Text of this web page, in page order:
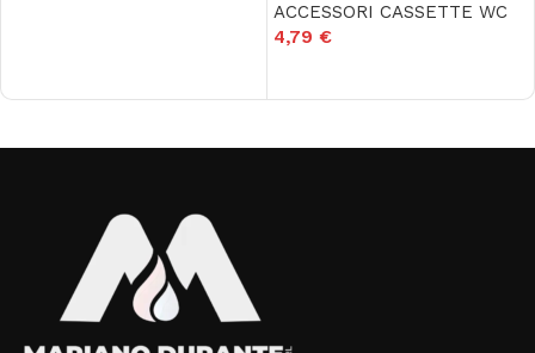
ACCESSORI CASSETTE WC
4,79 €